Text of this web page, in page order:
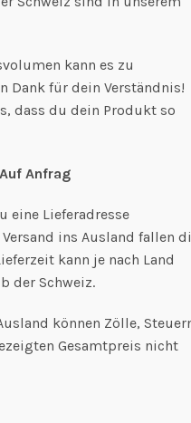
kann es zu
Dank für dein Verständnis!
dass du dein Produkt so
Anfrag
eine Lieferadresse
ins Ausland fallen
kann je nach Land
der Schweiz.
können Zölle,
Gesamtpreis nicht